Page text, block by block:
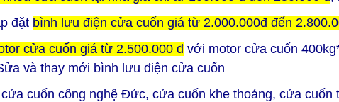
đặt bình lưu điện cửa cuốn giá từ 2.000.000đ đến
cửa cuốn giá từ 2.500.000 đ với motor cửa cuốn 400kg
và thay mới bình lưu điện cửa cuốn
cuốn công nghệ Đức, cửa cuốn khe thoáng, cửa